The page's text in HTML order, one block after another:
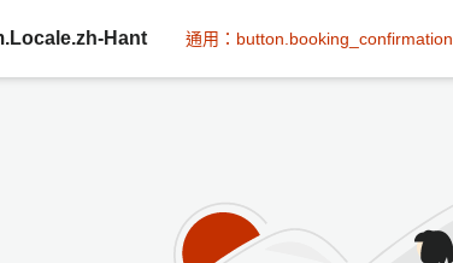
Hant 通用：button.booking_confirmation